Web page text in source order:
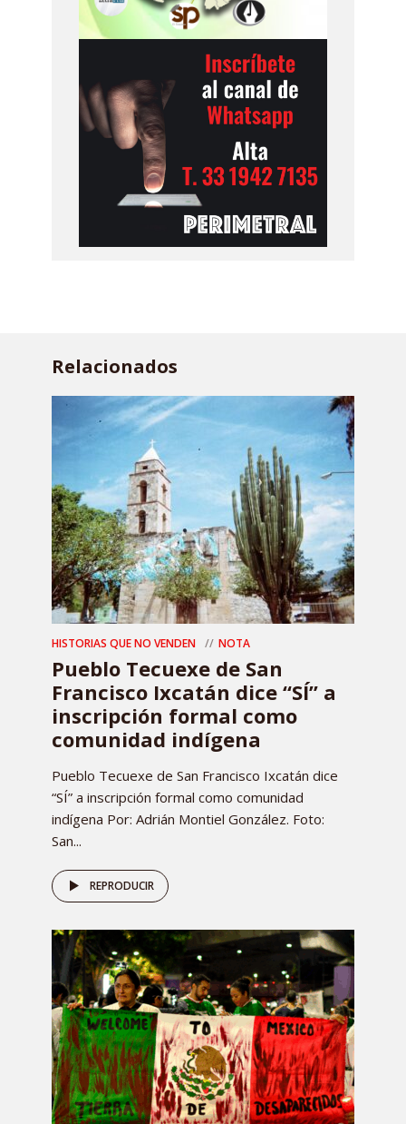
Relacionados
HISTORIAS QUE NO VENDEN NOTA
Pueblo Tecuexe de San
Francisco Ixcatán dice “SÍ” a
inscripción formal como
comunidad indígena
Pueblo Tecuexe de San Francisco Ixcatán dice
“SÍ” a inscripción formal como comunidad
indígena Por: Adrián Montiel González. Foto:
San...
REPRODUCIR